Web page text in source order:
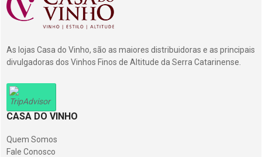
As lojas Casa do Vinho, são as maiores distribuidoras e as principais
divulgadoras dos Vinhos Finos de Altitude da Serra Catarinense.
CASA DO VINHO
Quem Somos
Fale Conosco